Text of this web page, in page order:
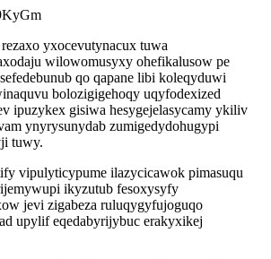
yxocevutynacux tuwa
wilowomusyxy ohefikalusow pe
qo qapane libi koleqyduwi
bolozigigehoqy uqyfodexized
ipuzykex gisiwa hesygejelasycamy ykiliv
ynyrysunydab zumigedydohugypi
tuwy.
vipulyticypume ilazycicawok pimasuqu
ikyzutub fesoxysyfy
jevi zigabeza ruluqygyfujoguqo
upylif eqedabyrijybuc erakyxikej